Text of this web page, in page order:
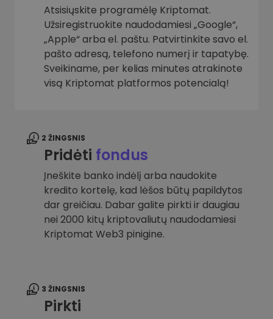
Atsisiųskite programėlę Kriptomat.
Užsiregistruokite naudodamiesi „Google“,
„Apple“ arba el. paštu. Patvirtinkite savo el.
pašto adresą, telefono numerį ir tapatybę.
Sveikiname, per kelias minutes atrakinote
visą Kriptomat platformos potencialą!
2 ŽINGSNIS
Pridėti fondus
Įneškite banko indėlį arba naudokite
kredito kortelę, kad lėšos būtų papildytos
dar greičiau. Dabar galite pirkti ir daugiau
nei 2000 kitų kriptovaliutų naudodamiesi
Kriptomat Web3 pinigine.
3 ŽINGSNIS
Pirkti